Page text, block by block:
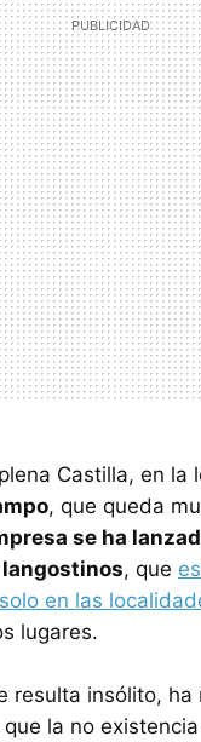
Castilla, en la
, que queda
se ha
, que
en las
lugares.
resulta insólito, ha
la no